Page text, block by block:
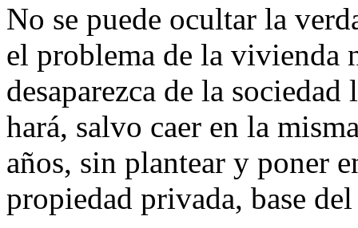
No se puede ocultar la
el problema de la vivienda
desaparezca de la
hará, salvo caer en la
años, sin plantear y poner
propiedad privada, base